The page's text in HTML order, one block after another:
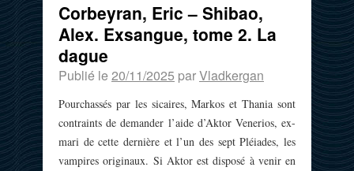
Corbeyran, Eric – Shibao,
Alex. Exsangue, tome 2. La
dague
Publié le 20/11/2025 parVladkergan
Pourchassés par les sicaires, Markos et Thania sont
contraints de demander l’aide d’Aktor Venerios, ex-
mari de cette dernière et l’un des sept Pléiades, les
vampires originaux. Si Aktor est disposé à venir en